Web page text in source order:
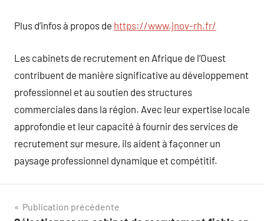
Plus d’infos à propos de https://www.jnov-rh.fr/
Les cabinets de recrutement en Afrique de l’Ouest
contribuent de manière significative au développement
professionnel et au soutien des structures
commerciales dans la région. Avec leur expertise locale
approfondie et leur capacité à fournir des services de
recrutement sur mesure, ils aident à façonner un
paysage professionnel dynamique et compétitif.
Navigation
Publication précédente